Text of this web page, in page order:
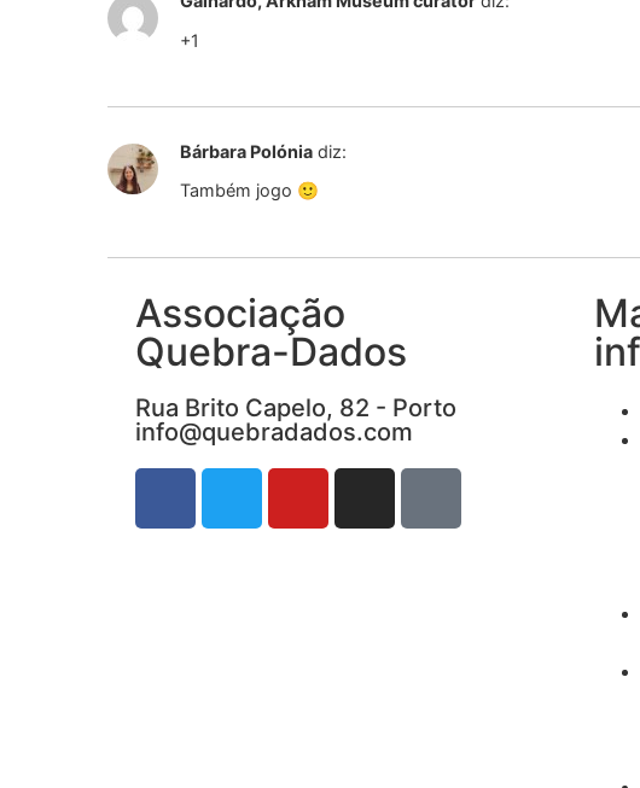
+1
Bárbara Polónia diz:
Também jogo 🙂
Associação
Quebra-Dados
Rua Brito Capelo, 82 - Porto
info@quebradados.com